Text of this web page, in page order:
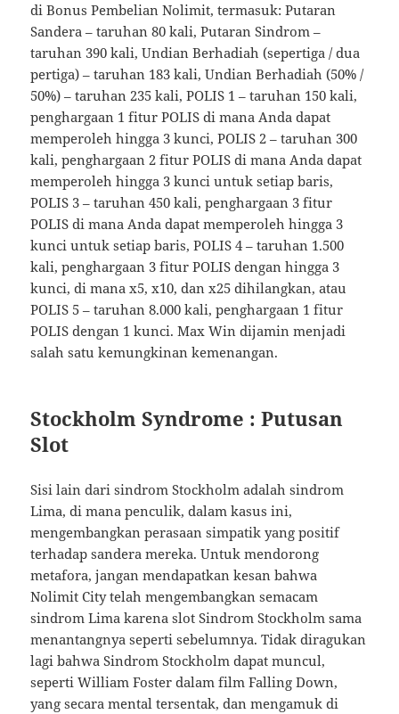
di Bonus Pembelian Nolimit, termasuk: Putaran
Sandera – taruhan 80 kali, Putaran Sindrom –
taruhan 390 kali, Undian Berhadiah (sepertiga / dua
pertiga) – taruhan 183 kali, Undian Berhadiah (50% /
50%) – taruhan 235 kali, POLIS 1 – taruhan 150 kali,
penghargaan 1 fitur POLIS di mana Anda dapat
memperoleh hingga 3 kunci, POLIS 2 – taruhan 300
kali, penghargaan 2 fitur POLIS di mana Anda dapat
memperoleh hingga 3 kunci untuk setiap baris,
POLIS 3 – taruhan 450 kali, penghargaan 3 fitur
POLIS di mana Anda dapat memperoleh hingga 3
kunci untuk setiap baris, POLIS 4 – taruhan 1.500
kali, penghargaan 3 fitur POLIS dengan hingga 3
kunci, di mana x5, x10, dan x25 dihilangkan, atau
POLIS 5 – taruhan 8.000 kali, penghargaan 1 fitur
POLIS dengan 1 kunci. Max Win dijamin menjadi
salah satu kemungkinan kemenangan.
Stockholm Syndrome : Putusan
Slot
Sisi lain dari sindrom Stockholm adalah sindrom
Lima, di mana penculik, dalam kasus ini,
mengembangkan perasaan simpatik yang positif
terhadap sandera mereka. Untuk mendorong
metafora, jangan mendapatkan kesan bahwa
Nolimit City telah mengembangkan semacam
sindrom Lima karena slot Sindrom Stockholm sama
menantangnya seperti sebelumnya. Tidak diragukan
lagi bahwa Sindrom Stockholm dapat muncul,
seperti William Foster dalam film Falling Down,
yang secara mental tersentak, dan mengamuk di